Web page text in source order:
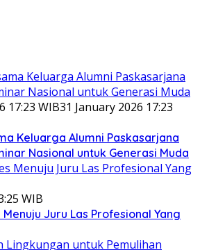
17:23 WIB31 January 2026 17:23
Keluarga Alumni Paskasarjana
Nasional untuk Generasi Muda
WIB
Juru Las Profesional Yang